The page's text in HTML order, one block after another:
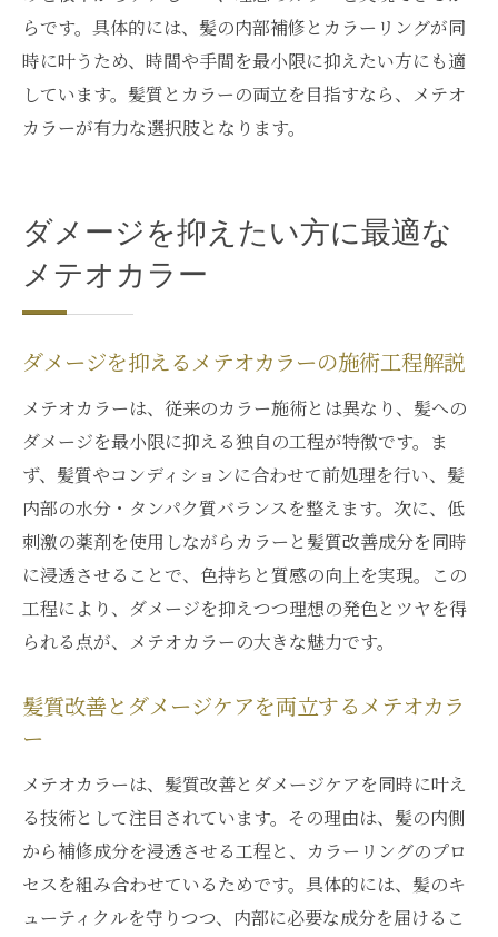
らです。具体的には、髪の内部補修とカラーリングが同
時に叶うため、時間や手間を最小限に抑えたい方にも適
しています。髪質とカラーの両立を目指すなら、メテオ
カラーが有力な選択肢となります。
ダメージを抑えたい方に最適な
メテオカラー
ダメージを抑えるメテオカラーの施術工程解説
メテオカラーは、従来のカラー施術とは異なり、髪への
ダメージを最小限に抑える独自の工程が特徴です。ま
ず、髪質やコンディションに合わせて前処理を行い、髪
内部の水分・タンパク質バランスを整えます。次に、低
刺激の薬剤を使用しながらカラーと髪質改善成分を同時
に浸透させることで、色持ちと質感の向上を実現。この
工程により、ダメージを抑えつつ理想の発色とツヤを得
られる点が、メテオカラーの大きな魅力です。
髪質改善とダメージケアを両立するメテオカラ
ー
メテオカラーは、髪質改善とダメージケアを同時に叶え
る技術として注目されています。その理由は、髪の内側
から補修成分を浸透させる工程と、カラーリングのプロ
セスを組み合わせているためです。具体的には、髪のキ
ューティクルを守りつつ、内部に必要な成分を届けるこ